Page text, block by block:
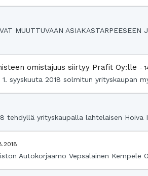
MUUTTUVAAN
omistajuus siirtyy Prafit Oy:lle -
syyskuuta 2018 solmitun yrityskaupan
tehdyllä yrityskaupalla lahtelaisen Hoiva
Autokorjaamo Vepsäläinen Kempele